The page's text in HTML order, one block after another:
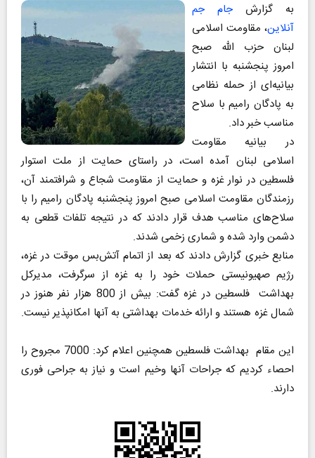
به گزارش جام جم
آنلاین، مقاومت اسلامی
لبنان حزب الله صبح
امروز پنجشنبه با انتشار
بیانیه‌ای از حمله نظامی
به پادگان رامیم با سلاح
مناسب خبر داد.
در بیانیه مقاومت
اسلامی لبنان آمده است، در راستای حمایت از ملت استوار
فلسطین در نوار غزه و حمایت از مقاومت شجاع و شرافتمند آن،
رزمندگان مقاومت اسلامی صبح امروز پنجشنبه پادگان رامیم را با
سلاح‌های مناسب هدف قرار دادند که در نتیجه تلفات قطعی به
دشمن وارد شده و شماری زخمی شدند.
منابع خبری گزارش دادند که بعد از اتمام آتش‌بس موقت در غزه،
رژیم صهیونیستی حملات خود را به غزه از سرگرفت، مدیرکل
بهداشت فلسطین در غزه گفت: بیش از 800 هزار نفر هنوز در
شمال غزه هستند و ارائه خدمات بهداشتی به آنها امکانپذیر نیست.
این مقام بهداشت فلسطین همچنین اعلام کرد: 7000 مجروح را
احصاء کردیم که جراحات آنها وخیم است و نیاز به جراحی فوری
دارند.